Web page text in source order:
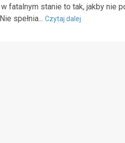
fatalnym stanie to tak, jakby nie
spełnia... Czytaj dalej